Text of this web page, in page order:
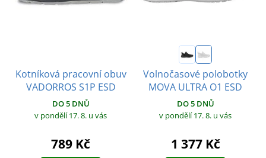
Kotníková pracovní obuv
VADORROS S1P ESD
DO 5 DNŮ
v pondělí 17. 8. u vás
789 Kč
Volnočasové polobotky
MOVA ULTRA O1 ESD
DO 5 DNŮ
v pondělí 17. 8. u vás
1 377 Kč